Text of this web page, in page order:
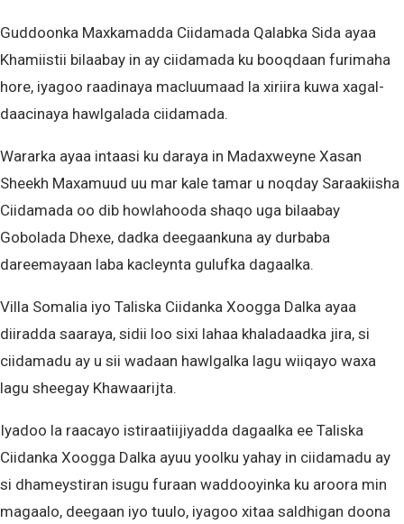
Guddoonka Maxkamadda Ciidamada Qalabka Sida ayaa
Khamiistii bilaabay in ay ciidamada ku booqdaan furimaha
hore, iyagoo raadinaya macluumaad la xiriira kuwa xagal-
daacinaya hawlgalada ciidamada.
Wararka ayaa intaasi ku daraya in Madaxweyne Xasan
Sheekh Maxamuud uu mar kale tamar u noqday Saraakiisha
Ciidamada oo dib howlahooda shaqo uga bilaabay
Gobolada Dhexe, dadka deegaankuna ay durbaba
dareemayaan laba kacleynta gulufka dagaalka.
Villa Somalia iyo Taliska Ciidanka Xoogga Dalka ayaa
diiradda saaraya, sidii loo sixi lahaa khaladaadka jira, si
ciidamadu ay u sii wadaan hawlgalka lagu wiiqayo waxa
lagu sheegay Khawaarijta.
Iyadoo la raacayo istiraatiijiyadda dagaalka ee Taliska
Ciidanka Xoogga Dalka ayuu yoolku yahay in ciidamadu ay
si dhameystiran isugu furaan waddooyinka ku aroora min
magaalo, deegaan iyo tuulo, iyagoo xitaa saldhigan doona